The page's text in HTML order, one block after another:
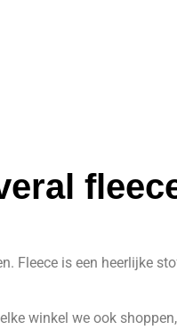
Fleece is een heerlijke
winkel we ook